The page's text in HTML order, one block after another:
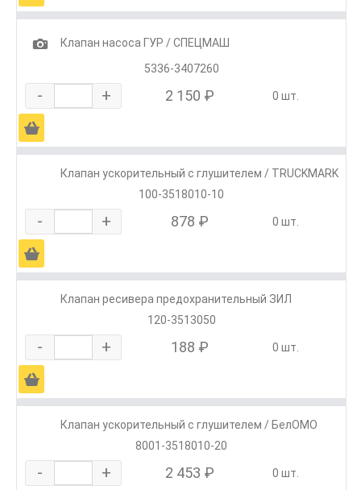
1
Клапан насоса ГУР / СПЕЦМАШ
5336-3407260
- + 2 150 ₽ 0 шт.
Ä
Клапан ускорительный с глушителем / TRUCKMARK
100-3518010-10
- + 878 ₽ 0 шт.
Ä
Клапан ресивера предохранительный ЗИЛ
120-3513050
- + 188 ₽ 0 шт.
Ä
Клапан ускорительный с глушителем / БелОМО
8001-3518010-20
- + 2 453 ₽ 0 шт.